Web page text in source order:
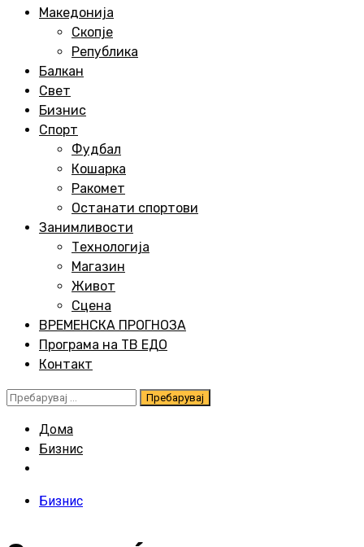
Македонија
Скопје
Република
Балкан
Свет
Бизнис
Спорт
Фудбал
Кошарка
Ракомет
Останати спортови
Занимливости
Технологија
Магазин
Живот
Сцена
ВРЕМЕНСКА ПРОГНОЗА
Програма на ТВ ЕДО
Контакт
Пребарувај
Дома
Бизнис
Бизнис